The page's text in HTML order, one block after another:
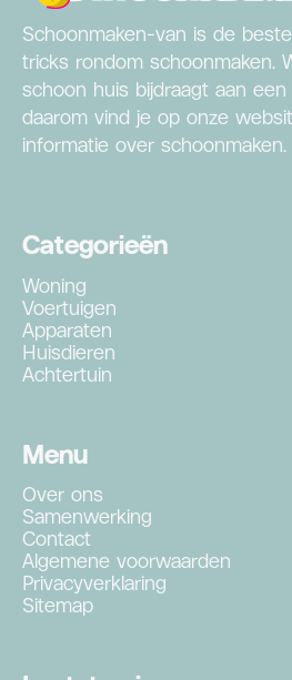
Schoonmaken-van is de
tricks rondom schoonmaken.
schoon huis bijdraagt aan
daarom vind je op onze
informatie over schoonmaken.
Categorieën
Woning
Voertuigen
Apparaten
Huisdieren
Achtertuin
Menu
Over ons
Samenwerking
Contact
Algemene voorwaarden
Privacyverklaring
Sitemap